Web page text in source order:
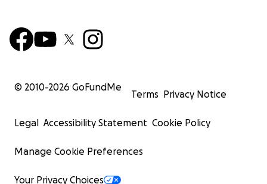
© 2010-2026 GoFundMe
Terms Privacy Notice
Legal Accessibility Statement Cookie Policy
Manage Cookie Preferences
Your Privacy Choices